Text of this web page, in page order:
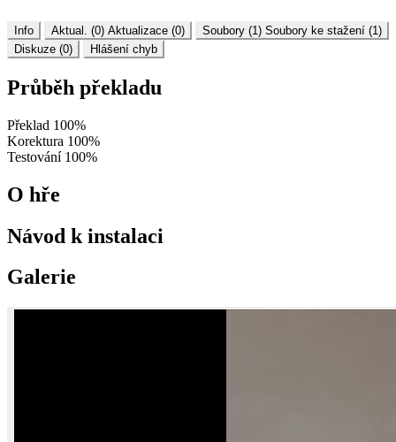
Info Aktual. (0) Aktualizace (0) Soubory (1) Soubory ke stažení (1)
Diskuze (0)
Hlášení chyb
Průběh překladu
Překlad 100%
Korektura 100%
Testování 100%
O hře
Návod k instalaci
Galerie